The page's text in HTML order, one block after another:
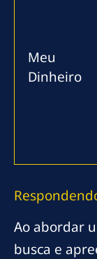
Meu
Dinheiro
Ao abordar
busca e